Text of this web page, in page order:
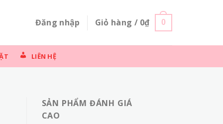
Đăng nhập Giỏ hàng / 0₫ 0
LIÊN HỆ
SẢN PHẨM ĐÁNH GIÁ
CAO